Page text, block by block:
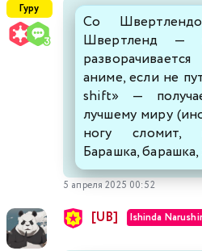
Гуру
Со
Швертленд —
аниме, если не
shift» —
лучшему миру
ногу сломит,
Барашка, барашка,
5 апреля 2025 00:52
[UB] Ishinda